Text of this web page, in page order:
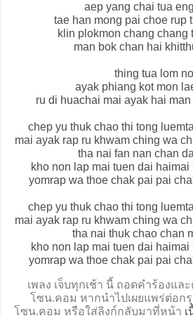
aep yang chai tua
tae han mong pai choe rup
klin plokmon chang chang
man bok chan hai
thing tua lom
ayak phiang kot mon
ru di huachai mai ayak hai
chep yu thuk chao thi tong
mai ayak rap ru khwam ching wa
tha nai fan nan chan
kho non lap mai tuen dai haimai
yomrap wa thoe chak pai pai
chep yu thuk chao thi tong
mai ayak rap ru khwam ching wa
tha nai thuk chao chan
kho non lap mai tuen dai haimai
yomrap wa thoe chak pai pai
เพลง เจ็บทุกเช้า นี้ ถอดคำร้องแล
โซน.คอม หากนำไปเผยแพร่ต่อก
โซน.คอม หรือใส่ลิงก์กลับมาที่หน้า